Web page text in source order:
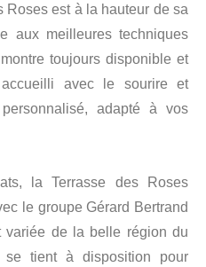
Roses est à la hauteur de sa
aux meilleures techniques
toujours disponible et
avec le sourire et
adapté à vos
la Terrasse des Roses
le groupe Gérard Bertrand
variée de la belle région du
se tient à disposition pour